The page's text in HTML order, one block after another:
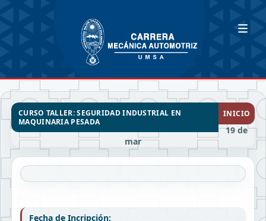
CURSO TALLER: SEGURIDAD INDUSTRIAL EN
MAQUINARIA PESADA
INICIO
19 de
mar
Fecha de Incripción: